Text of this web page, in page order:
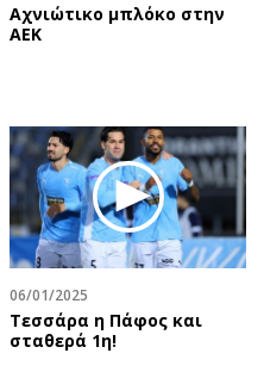
Αχνιώτικο μπλόκο στην
ΑΕΚ
06/01/2025
Τεσσάρα η Πάφος και
σταθερά 1η!